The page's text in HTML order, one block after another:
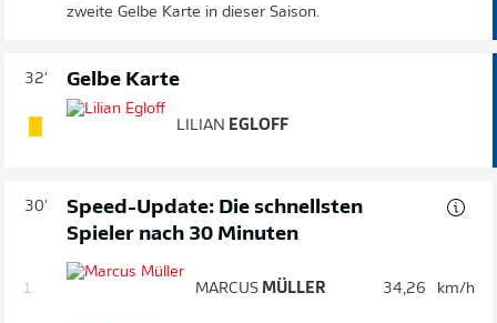
zweite Gelbe Karte in dieser Saison.
32' Gelbe Karte
LILIAN EGLOFF
30'
Speed-Update: Die schnellsten
Spieler nach 30 Minuten
1. MARCUS MÜLLER 34,26 km/h